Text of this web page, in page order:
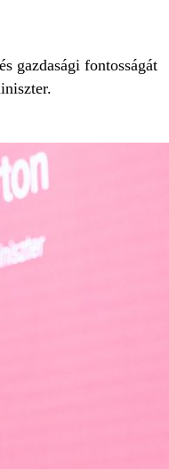
gazdasági fontosságát